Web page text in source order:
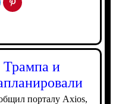
Трампа и
порталу Axios,